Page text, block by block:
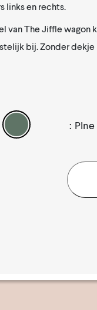
links en rechts.
van The Jiffle wagon
bij. Zonder
: PIne